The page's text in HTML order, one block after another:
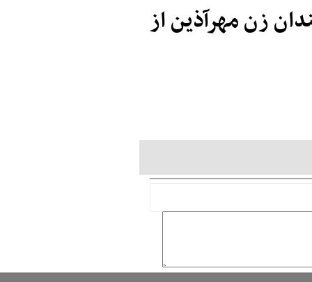
زن مهرآذین از